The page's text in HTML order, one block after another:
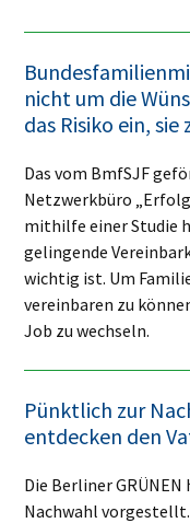
nicht um die
das Risiko ein, sie
Das vom BmfSJF
Netzwerkbüro
mithilfe einer Studie
gelingende
wichtig ist. Um
vereinbaren zu
Job zu wechseln.
Pünktlich zur
entdecken den
Die Berliner
Nachwahl